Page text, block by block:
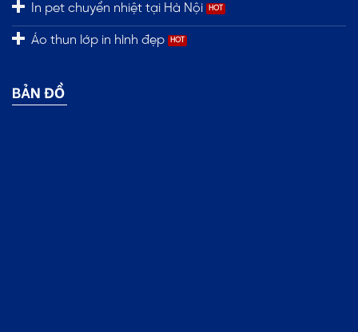
In pet chuyển nhiệt tại Hà Nội
Áo thun lớp in hình đẹp
BẢN ĐỒ